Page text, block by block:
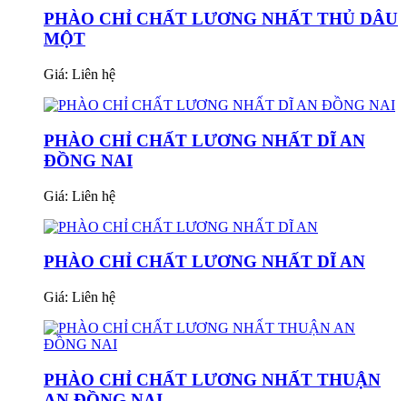
PHÀO CHỈ CHẤT LƯƠNG NHẤT THỦ DÂU
MỘT
Giá: Liên hệ
PHÀO CHỈ CHẤT LƯƠNG NHẤT DĨ AN
ĐỒNG NAI
Giá: Liên hệ
PHÀO CHỈ CHẤT LƯƠNG NHẤT DĨ AN
Giá: Liên hệ
PHÀO CHỈ CHẤT LƯƠNG NHẤT THUẬN